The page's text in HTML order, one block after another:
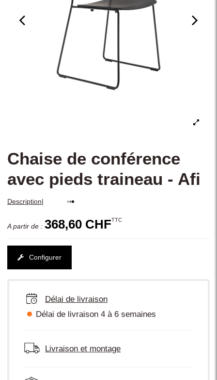
Chaise de conférence
avec pieds traineau - Afi
Description|
A partir de : 368,60 CHFTTC
Configurer
Délai de livraison
Délai de livraison 4 à 6 semaines
Livraison et montage